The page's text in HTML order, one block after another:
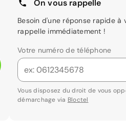
On vous rappelle
Besoin d'une réponse rapide à
rappelle immédiatement !
Votre numéro de téléphone
Vous disposez du droit de vous
démarchage via Bloctel